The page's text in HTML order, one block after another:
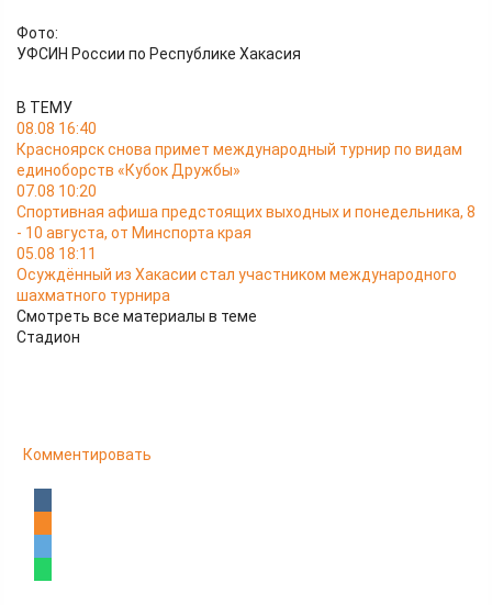
Фото:
УФСИН России по Республике Хакасия
В ТЕМУ
08.08 16:40
Красноярск снова примет международный турнир по видам
единоборств «Кубок Дружбы»
07.08 10:20
Спортивная афиша предстоящих выходных и понедельника, 8
- 10 августа, от Минспорта края
05.08 18:11
Осуждённый из Хакасии стал участником международного
шахматного турнира
Смотреть все материалы в теме
Стадион
Комментировать